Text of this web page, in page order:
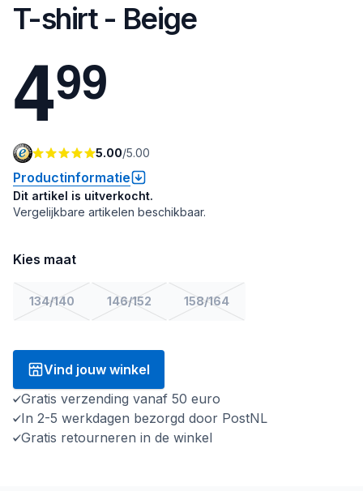
T-shirt - Beige
499
5.00/5.00
Productinformatie
Dit artikel is uitverkocht.
Vergelijkbare artikelen beschikbaar.
Kies maat
134/140 146/152 158/164
Vind jouw winkel
Gratis verzending vanaf 50 euro
In 2-5 werkdagen bezorgd door PostNL
Gratis retourneren in de winkel